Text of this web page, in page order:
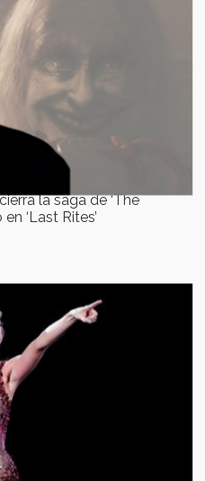
la saga de ‘The
‘Last Rites’